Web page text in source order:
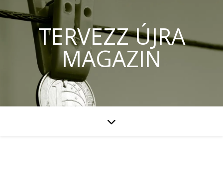
TERVEZZ ÚJRA
MAGAZIN